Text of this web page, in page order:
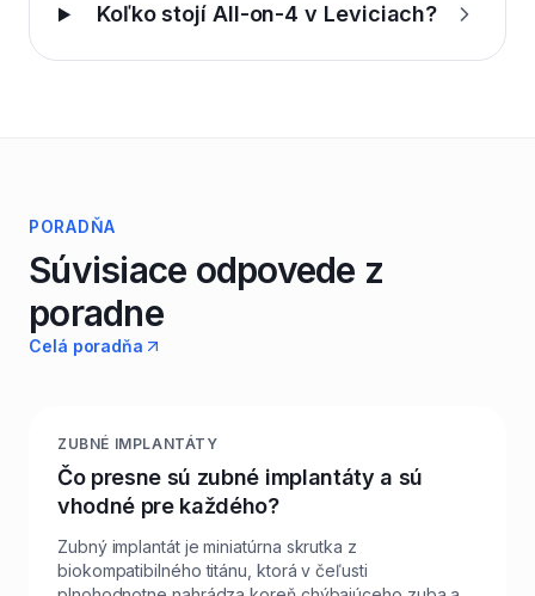
Koľko stojí All-on-4 v Leviciach?
PORADŇA
Súvisiace odpovede z
poradne
Celá poradňa
ZUBNÉ IMPLANTÁTY
Čo presne sú zubné implantáty a sú
vhodné pre každého?
Zubný implantát je miniatúrna skrutka z
biokompatibilného titánu, ktorá v čeľusti